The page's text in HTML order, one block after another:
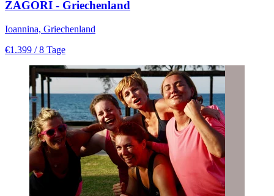
ZAGORI - Griechenland
Ioannina, Griechenland
€1.399 / 8 Tage